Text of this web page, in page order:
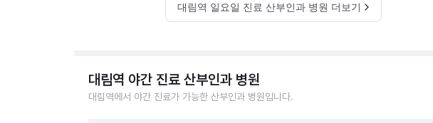
대림역 일요일 진료 산부인과 병원 더보기
대림역 야간 진료 산부인과 병원
대림역에서 야간 진료가 가능한 산부인과 병원입니다.